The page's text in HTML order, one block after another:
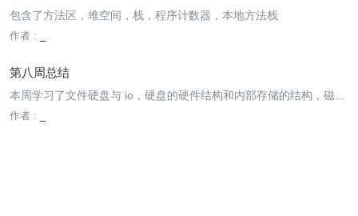
包含了方法区，堆空间，栈，程序计数器，本地方法栈
作者 :
第八周总结
本周学习了文件硬盘与 io，硬盘的硬件结构和内部存储的结构，磁盘
是如何存储与查找数据的，有 B+ 树，LSM 树。磁盘存储文件是以块
作者 :